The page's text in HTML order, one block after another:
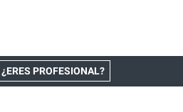
¿ERES PROFESIONAL?